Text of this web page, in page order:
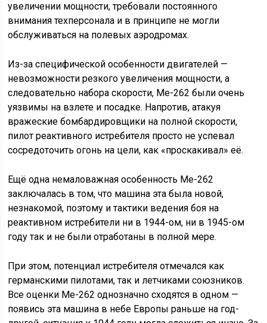
увеличении мощности, требовали постоянного
внимания техперсонала и в принципе не могли
обслуживаться на полевых аэродромах.
Из-за специфической особенности двигателей —
невозможности резкого увеличения мощности, а
следовательно набора скорости, Me-262 были очень
уязвимы на взлете и посадке. Напротив, атакуя
вражеские бомбардировщики на полной скорости,
пилот реактивного истребителя просто не успевал
сосредоточить огонь на цели, как «проскакивал» её.
Ещё одна немаловажная особенность Me-262
заключалась в том, что машина эта была новой,
незнакомой, поэтому и тактики ведения боя на
реактивном истребители ни в 1944-ом, ни в 1945-ом
году так и не были отработаны в полной мере.
При этом, потенциал истребителя отмечался как
германскими пилотами, так и летчиками союзников.
Все оценки Me-262 однозначно сходятся в одном —
появись эта машина в небе Европы раньше на год-